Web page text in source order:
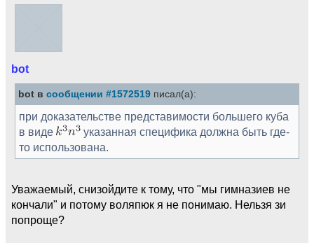
bot
bot в сообщении #1572519 писал(а):
при доказательстве представимости большего куба
в виде
указанная специфика должна быть где-
то использована.
Уважаемый, снизойдите к тому, что "мы гимназиев не
кончали" и потому воляпюк я не понимаю. Нельзя зи
попроще?